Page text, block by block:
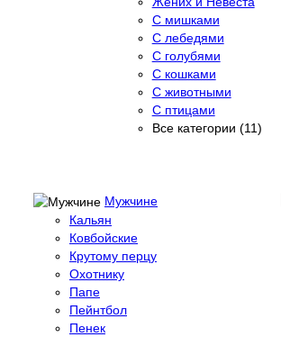
С мишками
С лебедями
С голубями
С кошками
С животными
С птицами
Все категории (11)
Мужчине
Кальян
Ковбойские
Крутому перцу
Охотнику
Папе
Пейнтбол
Пенек